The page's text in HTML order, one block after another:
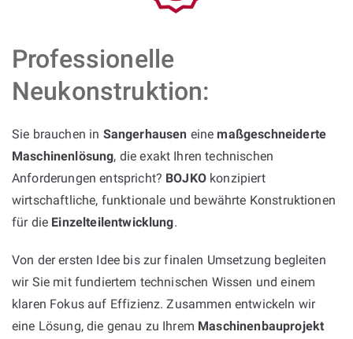
Professionelle
Neukonstruktion:
Sie brauchen in Sangerhausen einemaßgeschneiderte
Maschinenlösung, die exakt Ihren technischen
Anforderungen entspricht? BOJKOkonzipiert
wirtschaftliche, funktionale und bewährte Konstruktionen
für die Einzelteilentwicklung.
Von der ersten Idee bis zur finalen Umsetzung begleiten
wir Sie mit fundiertem technischen Wissen und einem
klaren Fokus auf Effizienz. Zusammen entwickeln wir
eine Lösung, die genau zu Ihrem Maschinenbauprojekt